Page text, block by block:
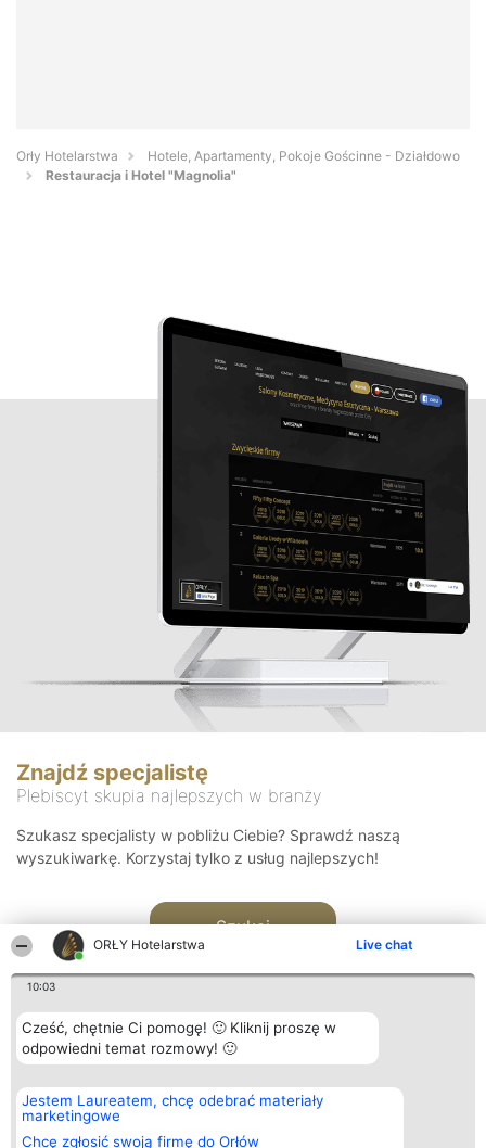
ORŁY Hotelarstwa Live chat
10:03
Cześć, chętnie Ci pomogę! 🙂 Kliknij proszę w
odpowiedni temat rozmowy! 🙂
Jestem Laureatem, chcę odebrać materiały
marketingowe
Chcę zgłosić swoją firmę do Orłów
Orły Hotelarstwa
Hotele, Apartamenty, Pokoje Gościnne - Działdowo
Restauracja i Hotel "Magnolia"
Znajdź specjalistę
Plebiscyt skupia najlepszych w branży
Szukasz specjalisty w pobliżu Ciebie? Sprawdź naszą
wyszukiwarkę. Korzystaj tylko z usług najlepszych!
Szukaj
Organizator plebiscytu
Bright Side Solutions sp. z o.
o. sp. k.
ul. Ruska 22
Plebiscyt
Laureaci
wszystkich
Kontakt
Kontakt